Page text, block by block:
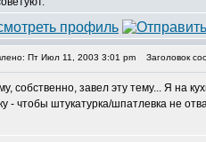
Пт Июл 11, 2003 3:01 pm Заголовок
собственно, завел эту тему... Я на
- чтобы штукатурка/шпатлевка не